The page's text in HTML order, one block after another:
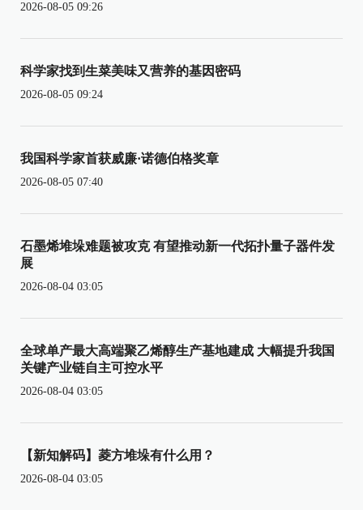
2026-08-05 09:26
科学家找到生菜美味又营养的基因密码
2026-08-05 09:24
我国科学家首获威廉·诺德伯格奖章
2026-08-05 07:40
石墨烯堆垛难题被攻克 有望推动新一代拓扑量子器件发
展
2026-08-04 03:05
全球单产最大高端聚乙烯醇生产基地建成 大幅提升我国
关键产业链自主可控水平
2026-08-04 03:05
【新知解码】菱方堆垛有什么用？
2026-08-04 03:05